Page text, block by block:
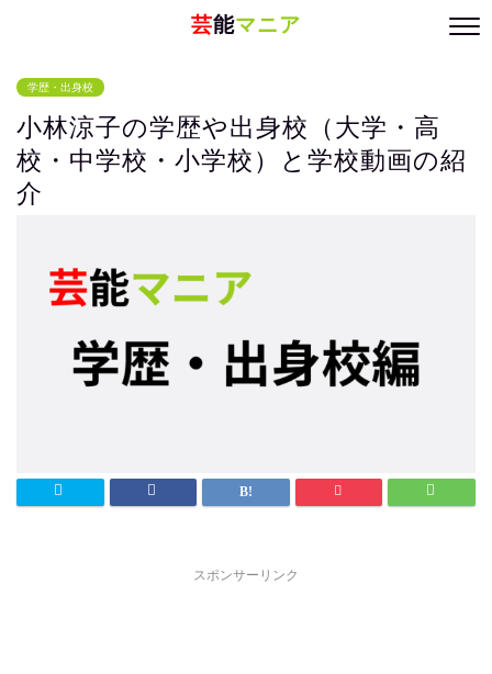
芸能マニア
学歴・出身校
小林涼子の学歴や出身校（大学・高
校・中学校・小学校）と学校動画の紹
介
スポンサーリンク